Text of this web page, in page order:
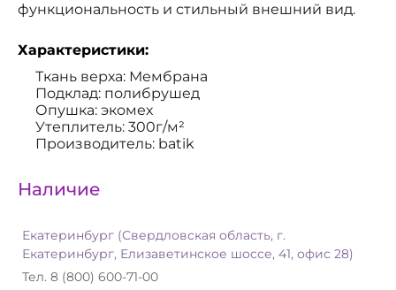
функциональность и стильный внешний вид.
Характеристики:
Ткань верха: Мембрана
Подклад: полибрушед
Опушка: экомех
Утеплитель: 300г/м²
Производитель: batik
Наличие
Екатеринбург (Свердловская область, г.
Екатеринбург, Елизаветинское шоссе, 41, офис 28)
Тел. 8 (800) 600-71-00